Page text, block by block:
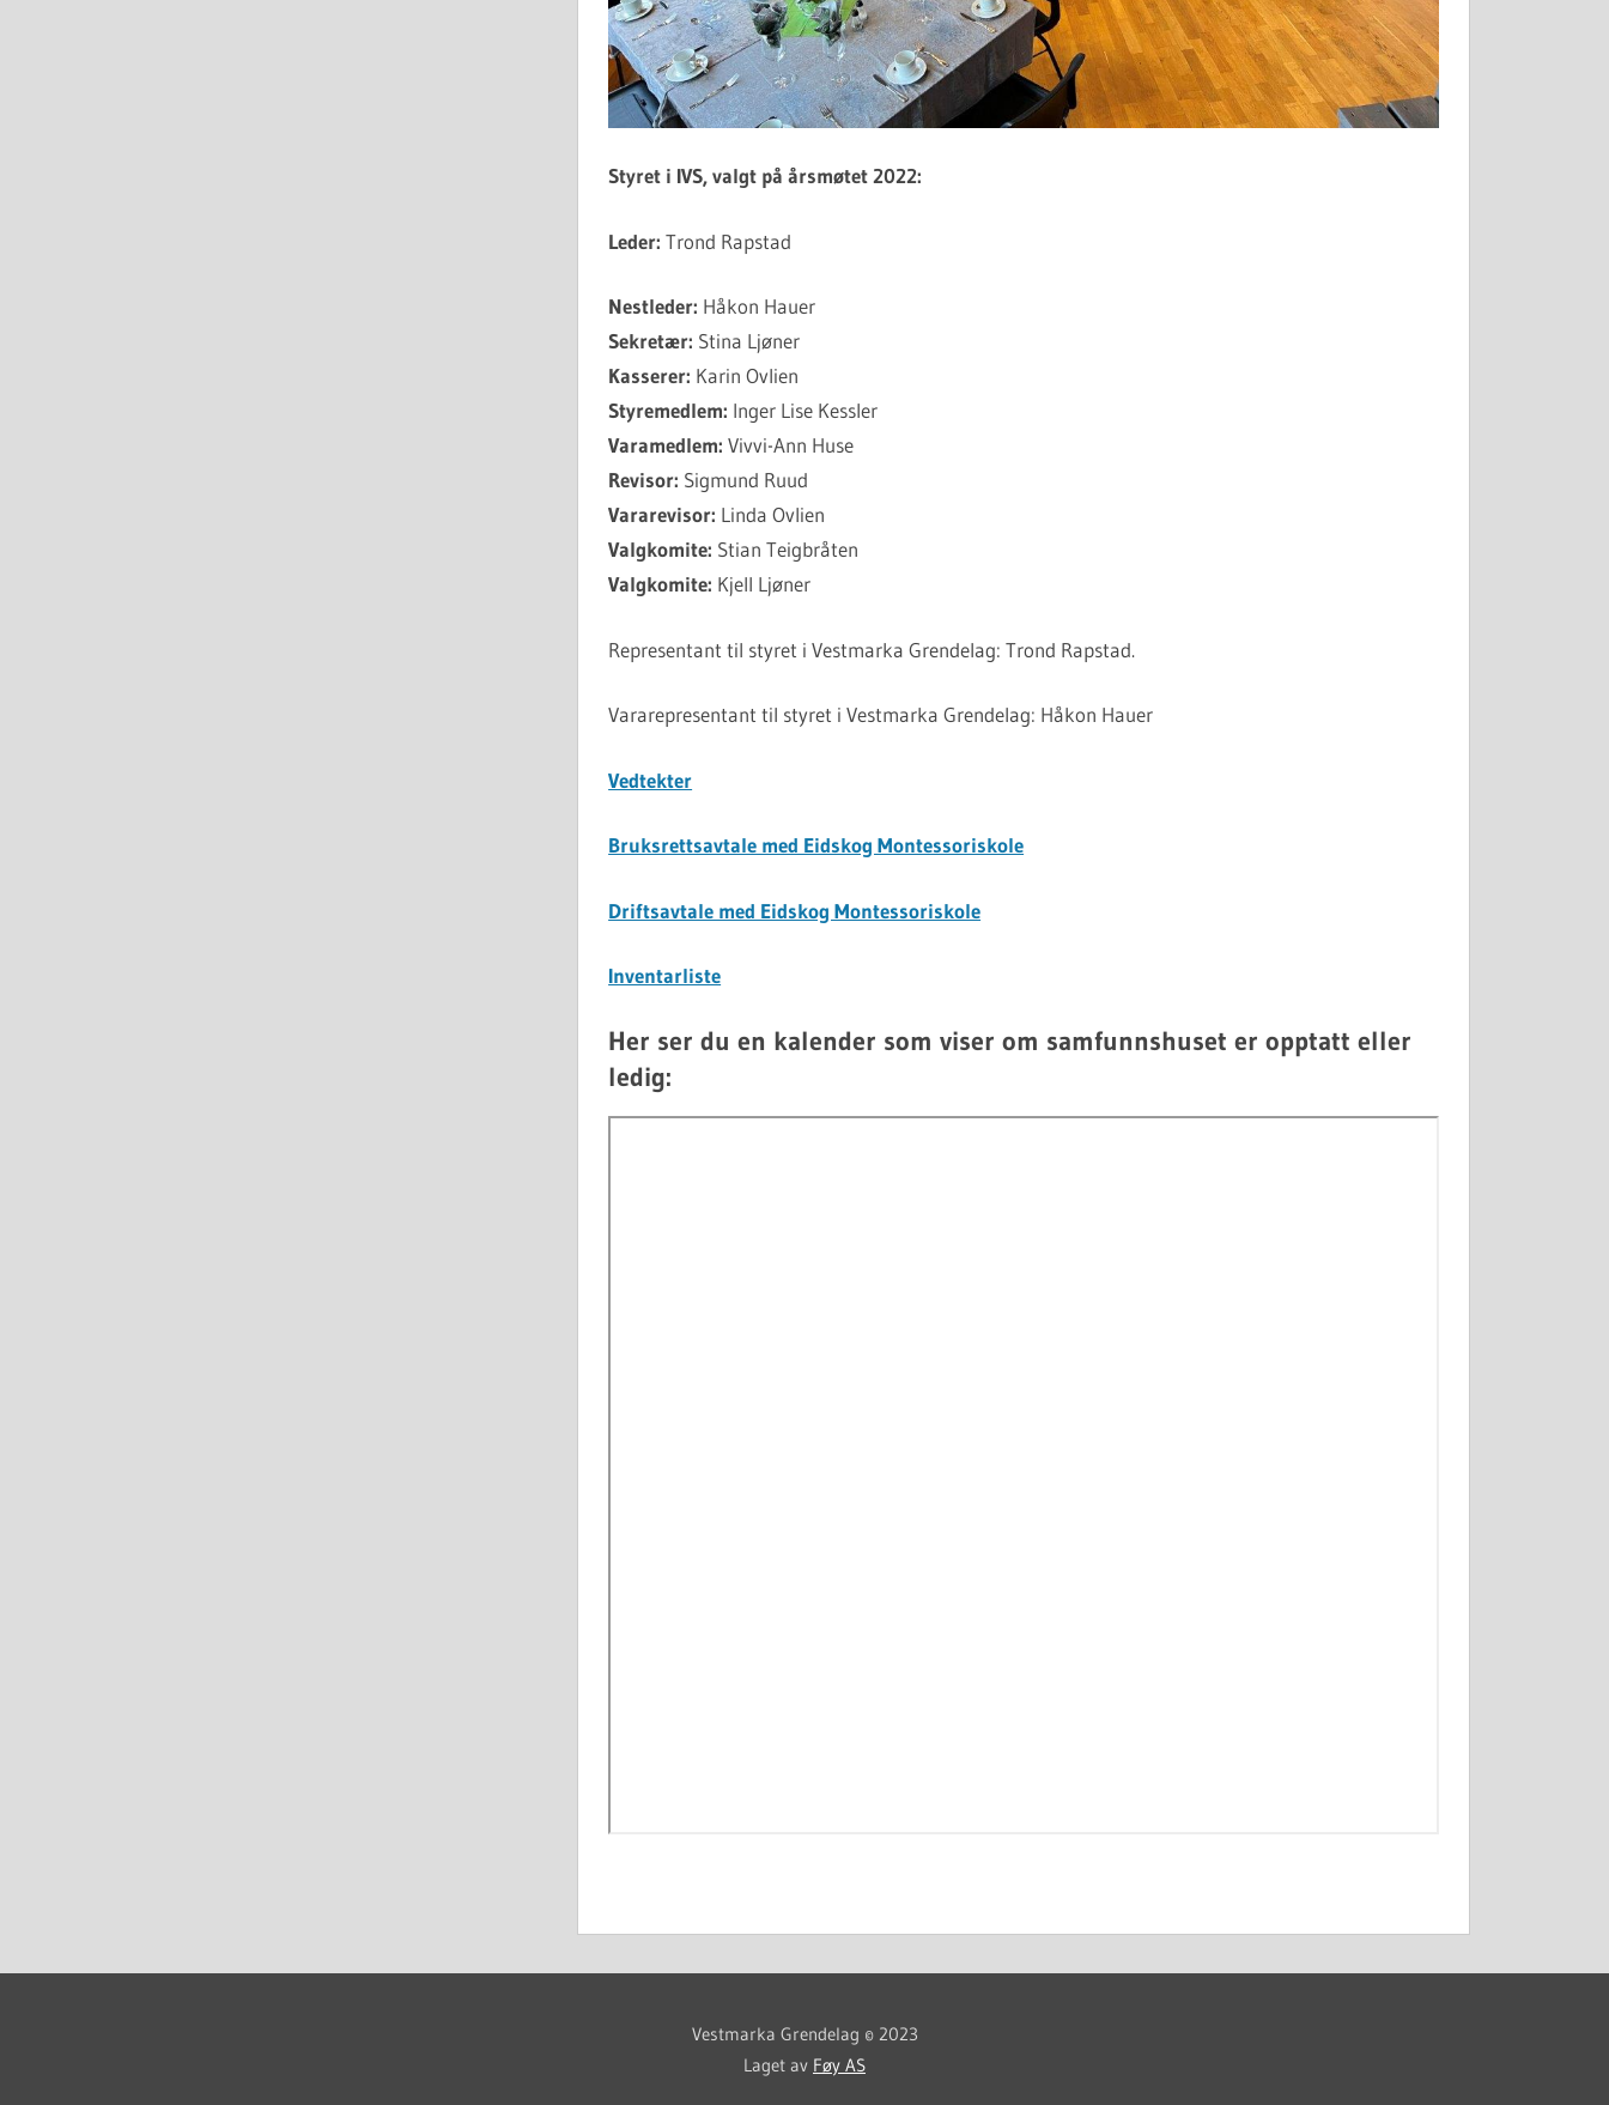
Styret i IVS, valgt på årsmøtet 2022:
Leder:Trond Rapstad
Nestleder: Håkon Hauer
Sekretær: Stina Ljøner
Kasserer: Karin Ovlien
Styremedlem: Inger Lise Kessler
Varamedlem:Vivvi-Ann Huse
Revisor: Sigmund Ruud
Vararevisor: Linda Ovlien
Valgkomite: Stian Teigbråten
Valgkomite: Kjell Ljøner
Representant til styret i Vestmarka Grendelag: Trond Rapstad.
Vararepresentant til styret i Vestmarka Grendelag: Håkon Hauer
Vedtekter
Bruksrettsavtale med Eidskog Montessoriskole
Driftsavtale med Eidskog Montessoriskole
Inventarliste
Her ser du en kalender som viser om samfunnshuset er opptatt eller
ledig:
Vestmarka Grendelag © 2023
Laget av Føy AS